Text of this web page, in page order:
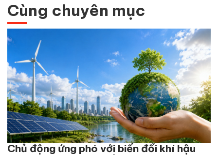
Cùng chuyên mục
Chủ động ứng phó với biến đổi khí hậu